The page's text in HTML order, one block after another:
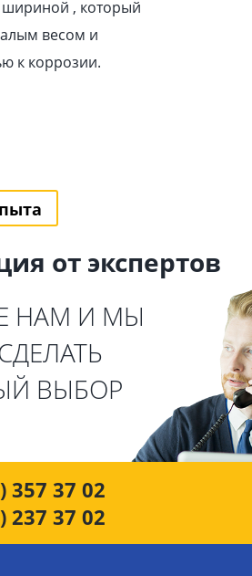
, который
весом и
к коррозии.
от экспертов
НАМ И МЫ
ВЫБОР
357 37 02
237 37 02